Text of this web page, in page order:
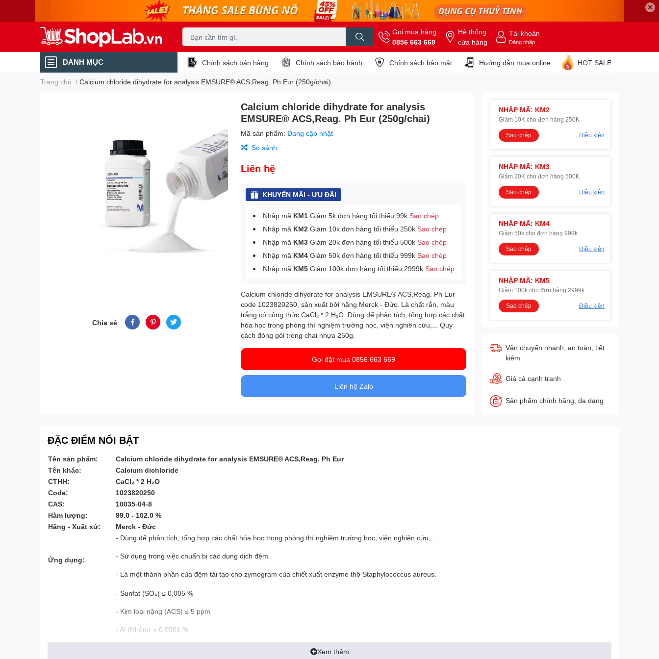
✕
Gọi mua hàng
0856 663 669
Hệ thống
cửa hàng
Tài khoản
Đăng nhập
DANH MỤC Chính sách bán hàng Chính sách bảo hành Chính sách bảo mật Hướng dẫn mua online HOT SALE
Trang chủ / Calcium chloride dihydrate for analysis EMSURE® ACS,Reag. Ph Eur (250g/chai)
Chia sẻ
Calcium chloride dihydrate for analysis
EMSURE® ACS,Reag. Ph Eur (250g/chai)
Mã sản phẩm:Đang cập nhật
So sánh
Liên hệ
KHUYẾN MÃI - ƯU ĐÃI
Nhập mã KM1 Giảm 5k đơn hàng tối thiểu 99kSao chép
Nhập mã KM2 Giảm 10k đơn hàng tối thiểu 250kSao chép
Nhập mã KM3 Giảm 20k đơn hàng tối thiểu 500kSao chép
Nhập mã KM4 Giảm 50k đơn hàng tối thiểu 999kSao chép
Nhập mã KM5 Giảm 100k đơn hàng tối thiểu 2999kSao chép
Calcium chloride dihydrate for analysis EMSURE® ACS,Reag. Ph Eur
code 1023820250, sản xuất bởi hãng Merck - Đức. Là chất rắn, màu
trắng có công thức CaCl₂ * 2 H₂O. Dùng để phân tích, tổng hợp các chất
hóa học trong phòng thí nghiệm trường học, viện nghiên cứu,... Quy
cách đóng gói trong chai nhựa 250g.
Gọi đặt mua 0856 663 669
Liên hệ Zalo
NHẬP MÃ: KM2
Giảm 10K cho đơn hàng 250K
Sao chép Điều kiện
NHẬP MÃ: KM3
Giảm 20K cho đơn hàng 500K
Sao chép Điều kiện
NHẬP MÃ: KM4
Giảm 50k cho đơn hàng 999k
Sao chép Điều kiện
NHẬP MÃ: KM5
Giảm 100k cho đơn hàng 2999k
Sao chép Điều kiện
Vận chuyển nhanh, an toàn, tiết
kiệm
Giá cả cạnh tranh
Sản phẩm chính hãng, đa dạng
ĐẶC ĐIỂM NỔI BẬT
Tên sản phẩm:
Calcium chloride dihydrate for analysis EMSURE® ACS,Reag. Ph Eur
Tên khác:
Calcium dichloride
CTHH:
CaCl₂ * 2 H₂O
Code:
1023820250
CAS:
10035-04-8
Hàm lượng:
99.0 - 102.0 %
Hãng - Xuất xứ:
Merck - Đức
Ứng dụng:
- Dùng để phân tích, tổng hợp các chất hóa học trong phòng thí nghiệm trường học, viện nghiên cứu,...
- Sử dụng trong việc chuẩn bị các dung dịch đệm.
- Là một thành phần của đệm tái tạo cho zymogram của chiết xuất enzyme thô Staphylococcus aureus.
- Sunfat (SO₄) ≤ 0,005 %
- Kim loại nặng (ACS) ≤ 5 ppm
- Al (Nhôm) ≤ 0,0001 %
Xem thêm